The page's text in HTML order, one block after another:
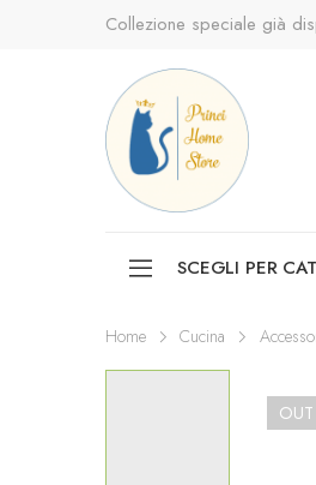
Collezione speciale già
SCEGLI PER
Home Cucina